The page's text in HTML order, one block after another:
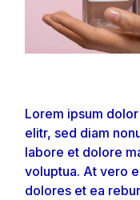
Lorem ipsum
elitr, sed diam
labore et dolore
voluptua. At vero
dolores et ea